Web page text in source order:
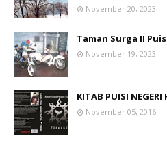
November 20, 2023
Taman Surga II
November 19, 2023
KITAB PUISI NEGERI
November 05, 2016